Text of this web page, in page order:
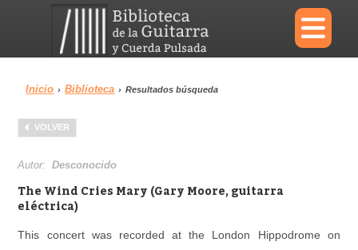
×
Menu
Biblioteca
Reproductor
Inicio › Biblioteca › Resultados búsqueda
VOLVER
Autor:Desconocido
The Wind Cries Mary (Gary Moore, guitarra
eléctrica)
This concert was recorded at the London Hippodrome on